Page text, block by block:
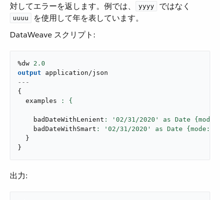
対してエラーを返します。例では、​
yyyy ​ ではなく ​
uuuu
​ を使用して年を表しています。
DataWeave スクリプト:
%dw 2.0
output
application/json
---
{
  examples
    badDateWithLenient
: ' 02/31/2020 ' as Date
    badDateWithSmart
: ' 02/31/2020 ' as Date {mode:
}
}
出力: